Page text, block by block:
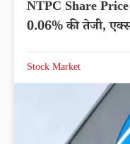
NTPC Share
0.06% की तेजी,
Stock Market